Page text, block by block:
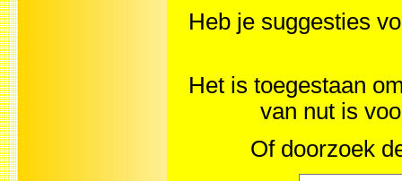
Heb je suggesties
Het is toegestaan
van nut is
Of doorzoek